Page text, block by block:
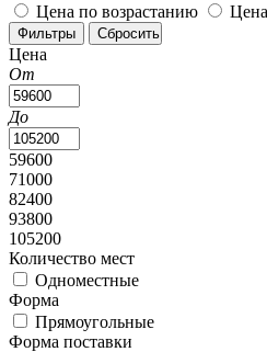
Цена по возрастанию
Цена
От
До
59600
71000
82400
93800
105200
Количество мест
Одноместные
Форма
Прямоугольные
Форма поставки